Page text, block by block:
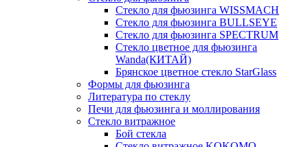
Стекло для фьюзинга WISSMACH
Стекло для фьюзинга BULLSEYE
Стекло для фьюзинга SPECTRUM
Стекло цветное для фьюзинга
Wanda(КИТАЙ)
Брянское цветное стекло StarGlass
Формы для фьюзинга
Литература по стеклу
Печи для фьюзинга и моллирования
Стекло витражное
Бой стекла